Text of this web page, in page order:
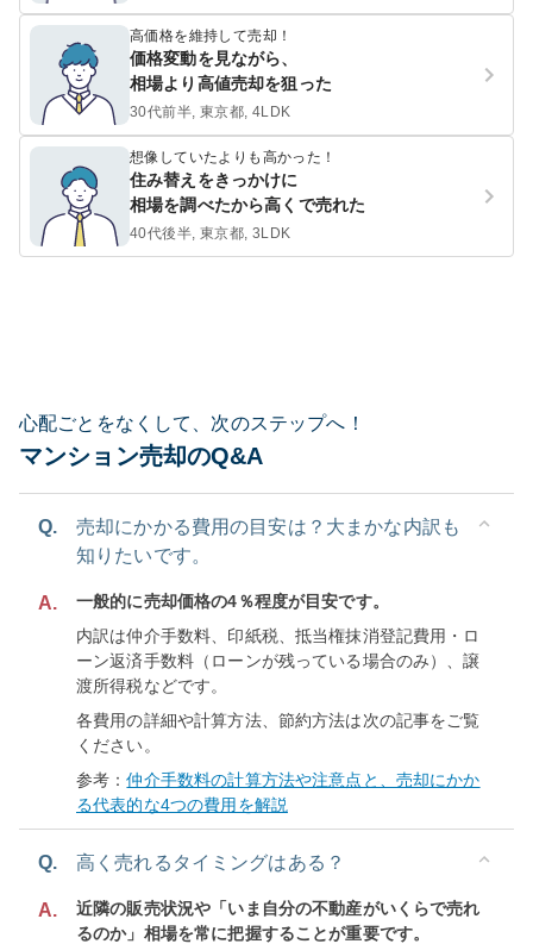
高価格を維持して売却！
価格変動を見ながら、
相場より高値売却を狙った
30代前半, 東京都, 4LDK
想像していたよりも高かった！
住み替えをきっかけに
相場を調べたから高くで売れた
40代後半, 東京都, 3LDK
心配ごとをなくして、次のステップへ！
マンション売却のQ&A
Q.
売却にかかる費用の目安は？大まかな内訳も
知りたいです。
A.
一般的に売却価格の4％程度が目安です。
内訳は仲介手数料、印紙税、抵当権抹消登記費用・ロ
ーン返済手数料（ローンが残っている場合のみ）、譲
渡所得税などです。
各費用の詳細や計算方法、節約方法は次の記事をご覧
ください。
参考：仲介手数料の計算方法や注意点と、売却にかか
る代表的な4つの費用を解説
Q. 高く売れるタイミングはある？
A.
近隣の販売状況や「いま自分の不動産がいくらで売れ
るのか」相場を常に把握することが重要です。